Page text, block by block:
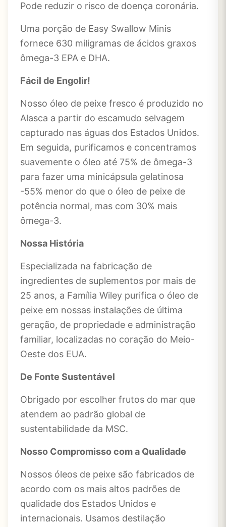
Pode reduzir o risco de doença coronária.
Uma porção de Easy Swallow Minis
fornece 630 miligramas de ácidos graxos
ômega-3 EPA e DHA.
Fácil de Engolir!
Nosso óleo de peixe fresco é produzido no
Alasca a partir do escamudo selvagem
capturado nas águas dos Estados Unidos.
Em seguida, purificamos e concentramos
suavemente o óleo até 75% de ômega-3
para fazer uma minicápsula gelatinosa
-55% menor do que o óleo de peixe de
potência normal, mas com 30% mais
ômega-3.
Nossa História
Especializada na fabricação de
ingredientes de suplementos por mais de
25 anos, a Família Wiley purifica o óleo de
peixe em nossas instalações de última
geração, de propriedade e administração
familiar, localizadas no coração do Meio-
Oeste dos EUA.
De Fonte Sustentável
Obrigado por escolher frutos do mar que
atendem ao padrão global de
sustentabilidade da MSC.
Nosso Compromisso com a Qualidade
Nossos óleos de peixe são fabricados de
acordo com os mais altos padrões de
qualidade dos Estados Unidos e
internacionais. Usamos destilação